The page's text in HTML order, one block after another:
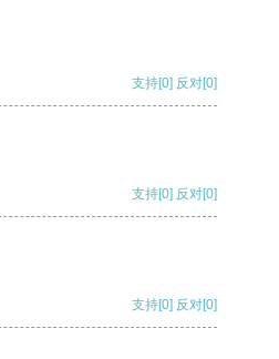
支持[0] 反对[0]
支持[0] 反对[0]
支持[0] 反对[0]